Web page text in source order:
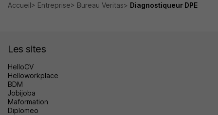
Accueil Entreprise Bureau Veritas Diagnostiqueur DPE
Les sites
HelloCV
Helloworkplace
BDM
Jobijoba
Maformation
Diplomeo